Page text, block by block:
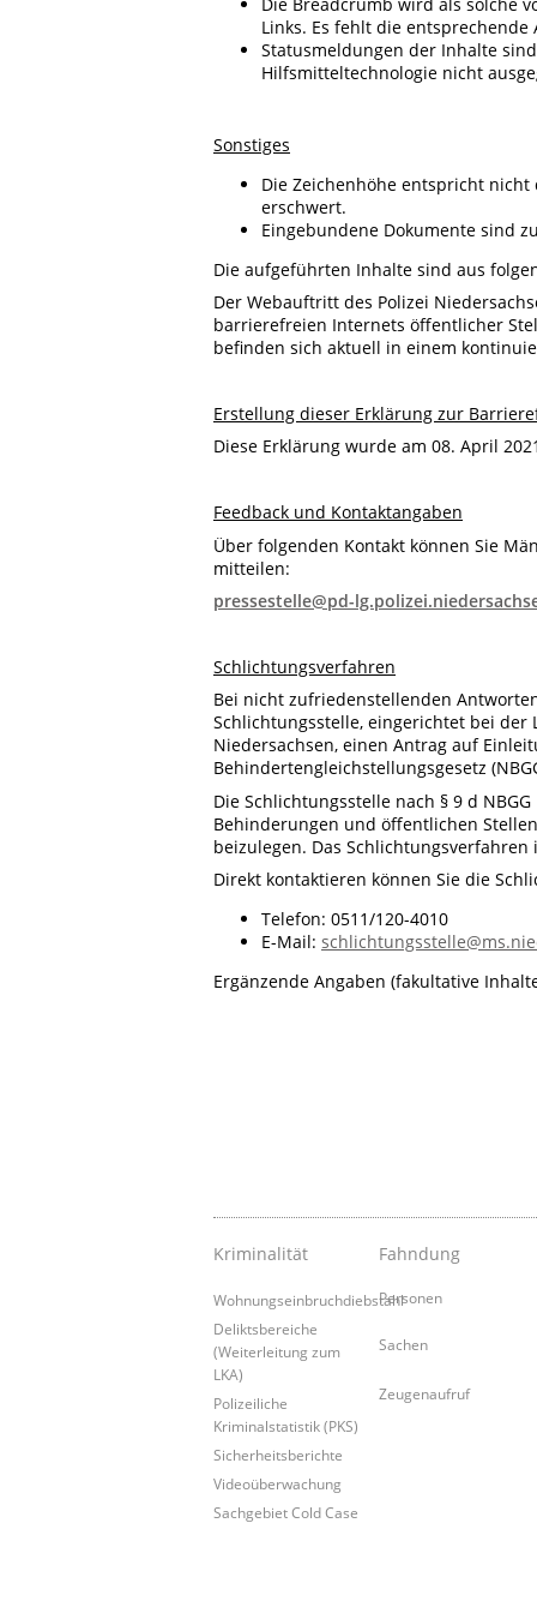
Links. Es fehlt die
Statusmeldungen der Inhalte
Hilfsmitteltechnologie nicht
Sonstiges
Die Zeichenhöhe entspricht nicht
erschwert.
Eingebundene Dokumente sind
Die aufgeführten Inhalte sind aus
Der Webauftritt des Polizei
barrierefreien Internets öffentlicher
befinden sich aktuell in einem
Erstellung dieser Erklärung zur
Diese Erklärung wurde am 08. April
Feedback und Kontaktangaben
Über folgenden Kontakt können Sie
mitteilen:
pressestelle@pd-
Schlichtungsverfahren
Bei nicht zufriedenstellenden
Schlichtungsstelle, eingerichtet bei
Niedersachsen, einen Antrag auf
Behindertengleichstellungsgesetz
Die Schlichtungsstelle nach § 9 d
Behinderungen und öffentlichen
beizulegen. Das
Direkt kontaktieren können Sie die
Telefon: 0511/120-4010
E-Mail:
Ergänzende Angaben (fakultative
Kriminalität
Wohnungseinbruchdiebstahl
Deliktsbereiche
(Weiterleitung zum
LKA)
Polizeiliche
Kriminalstatistik (PKS)
Sicherheitsberichte
Videoüberwachung
Sachgebiet Cold Case
Fahndung
Personen
Sachen
Zeugenaufruf